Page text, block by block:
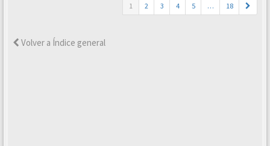
1 2 3 4 5 … 18
Volver a Índice general